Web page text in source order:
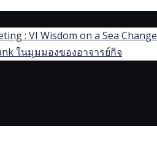
: VI Wisdom on a Sea Change
ในมุมมองของอาจารย์กิจ